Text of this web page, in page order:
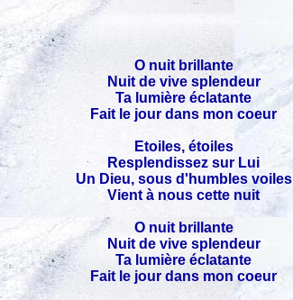
O nuit brillante
Nuit de vive splendeur
Ta lumière éclatante
Fait le jour dans mon coeur
Etoiles, étoiles
Resplendissez sur Lui
Un Dieu, sous d'humbles voiles
Vient à nous cette nuit
O nuit brillante
Nuit de vive splendeur
Ta lumière éclatante
Fait le jour dans mon coeur